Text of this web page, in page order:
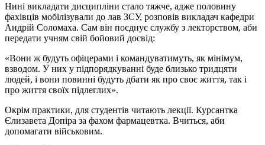
Нині викладати дисципліни стало тяжче, адже половину
фахівців мобілізували до лав ЗСУ, розповів викладач кафедри
Андрій Соломаха. Сам він поєднує службу з лекторством, аби
передати учням свій бойовий досвід:
«Вони ж будуть офіцерами і командуватимуть, як мінімум,
взводом. У них у підпорядкуванні буде близько тридцяти
людей, і вони повинні будуть дбати як про своє життя, так і
про життя своїх підлеглих».
Окрім практики, для студентів читають лекції. Курсантка
Єлизавета Допіра за фахом фармацевтка. Вчиться, аби
допомагати військовим.